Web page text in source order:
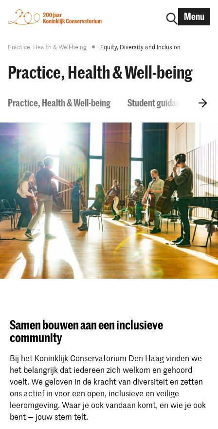
Menu
Practice, Health & Well-being Equity, Diversity and Inclusion
Practice, Health & Well-being
Practice, Health & Well-being Student guidance,
Samen bouwenaan een inclusieve
community
Bij het Koninklijk Conservatorium Den Haag vinden we
het belangrijk dat iedereen zich welkom en gehoord
voelt. We geloven in de kracht van diversiteit en zetten
ons actief in voor een open, inclusieve en veilige
leeromgeving. Waar je ook vandaan komt, en wie je ook
bent — jouw stem telt.